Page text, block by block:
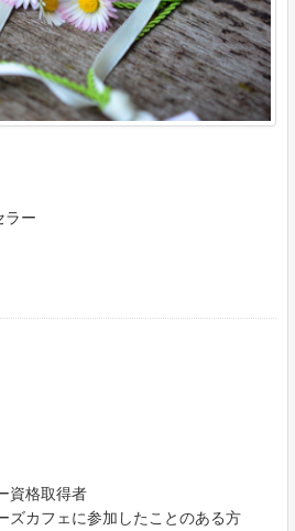
ラー
資格取得者
カフェに参加したことのある方